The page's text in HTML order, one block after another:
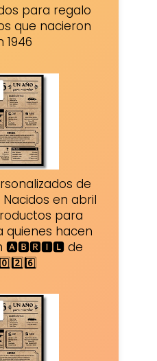
para regalo
que nacieron
1946
de
en abril
para
quienes hacen
🅰🅱🆁🅸🅻 de